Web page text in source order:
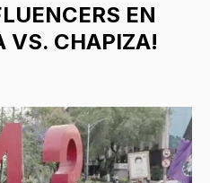
EN
VS. CHAPIZA!